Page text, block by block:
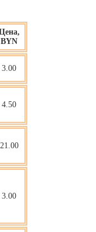
BYN
3.00
4.50
21.00
3.00